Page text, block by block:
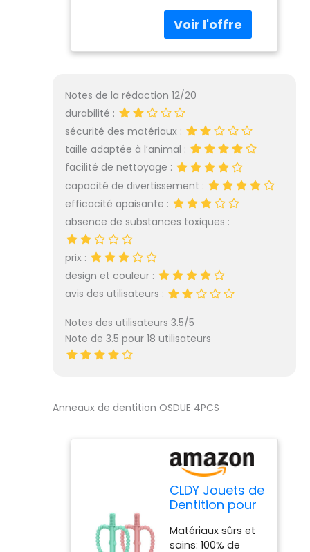
en Caoutchouc
pour la santé
bucco Dentaire
Jouet à mâcher
pendant les
poussées
dentaires. La
surface dentelée et
les déchirant
doucement, ce qui
apporte
soulagement et
confort pendant
cette étape.
【High Quality
Material】Made of
high-quality rubber,
these toys are soft
chewing. Les
masseurs de
dentition pour
les dents des
chiots.
Jouez avec votre
ces jouets,
augmentant ainsi le
plaisir et renforçant
le lien entre vous et
votre animal.
Companion】Les
jouets tiennent
Notes de la rédaction 12/20
durabilité :
sécurité des matériaux :
taille adaptée à l’animal :
facilité de nettoyage :
capacité de divertissement :
efficacité apaisante :
absence de substances toxiques :
prix :
design et couleur :
avis des utilisateurs :
Notes des utilisateurs 3.5/5
Note de 3.5 pour 18 utilisateurs
Anneaux de dentition OSDUE 4PCS
CLDY Jouets de
Dentition pour
Mâcher
Sensoriels
Matériaux sûrs et
sains: 100% de